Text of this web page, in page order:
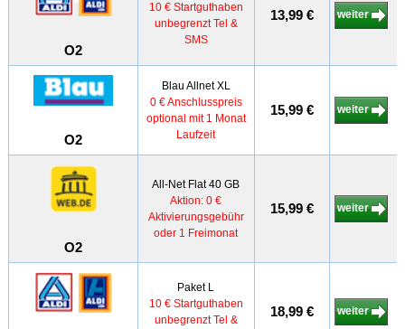
O2
10 € Startguthaben
unbegrenzt Tel &
SMS
13,99 € weiter
O2
Blau Allnet XL
0 € Anschlusspreis
optional mit 1 Monat
Laufzeit
15,99 € weiter
O2
All-Net Flat 40 GB
Aktion: 0 €
Aktivierungsgebühr
oder 1 Freimonat
15,99 € weiter
Paket L
10 € Startguthaben
unbegrenzt Tel &
18,99 € weiter